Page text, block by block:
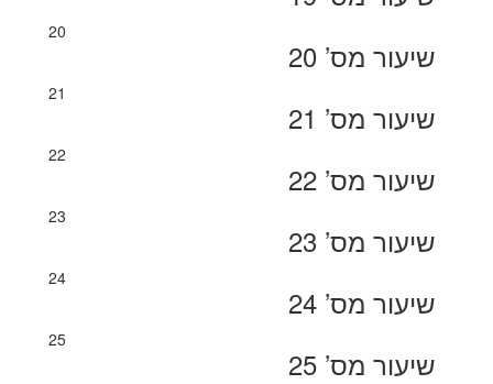
20
שיעור מס’ 20
21
שיעור מס’ 21
22
שיעור מס’ 22
23
שיעור מס’ 23
24
שיעור מס’ 24
25
שיעור מס’ 25